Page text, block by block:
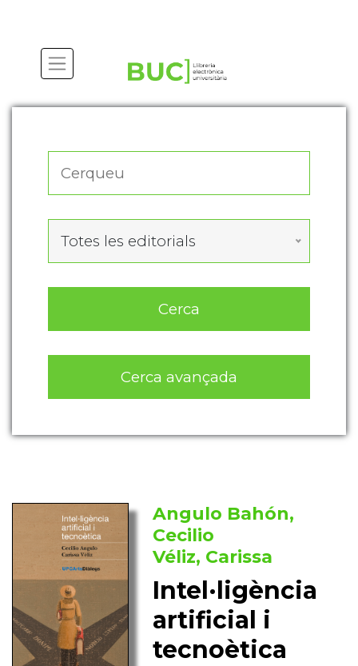
Totes les editorials
Cerca
Cerca avançada
Angulo Bahón,
Cecilio
Véliz, Carissa
Intel·ligència
artificial i
tecnoètica